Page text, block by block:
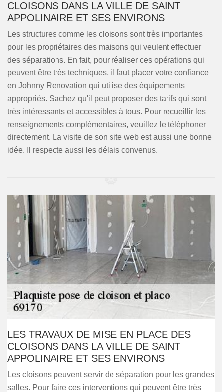
CLOISONS DANS LA VILLE DE SAINT
APPOLINAIRE ET SES ENVIRONS
Les structures comme les cloisons sont très importantes
pour les propriétaires des maisons qui veulent effectuer
des séparations. En fait, pour réaliser ces opérations qui
peuvent être très techniques, il faut placer votre confiance
en Johnny Renovation qui utilise des équipements
appropriés. Sachez qu'il peut proposer des tarifs qui sont
très intéressants et accessibles à tous. Pour recueillir les
renseignements complémentaires, veuillez le téléphoner
directement. La visite de son site web est aussi une bonne
idée. Il respecte aussi les délais convenus.
LES TRAVAUX DE MISE EN PLACE DES
CLOISONS DANS LA VILLE DE SAINT
APPOLINAIRE ET SES ENVIRONS
Les cloisons peuvent servir de séparation pour les grandes
salles. Pour faire ces interventions qui peuvent être très